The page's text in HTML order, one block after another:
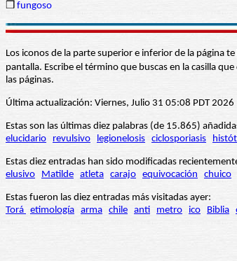
❒ fungoso
Los iconos de la parte superior e inferior de la página
pantalla. Escribe el término que buscas en la casilla
las páginas.
Última actualización: Viernes, Julio 31 05:08 PDT 2026
Estas son las últimas diez palabras (de 15.865)
elucidario
revulsivo legionelosis ciclosporiasis
Estas diez entradas han sido modificadas
elusivo
Matilde atleta carajo equivocación chuico
Estas fueron las diez entradas más visitadas ayer:
Torá etimología arma chile anti metro ico Biblia